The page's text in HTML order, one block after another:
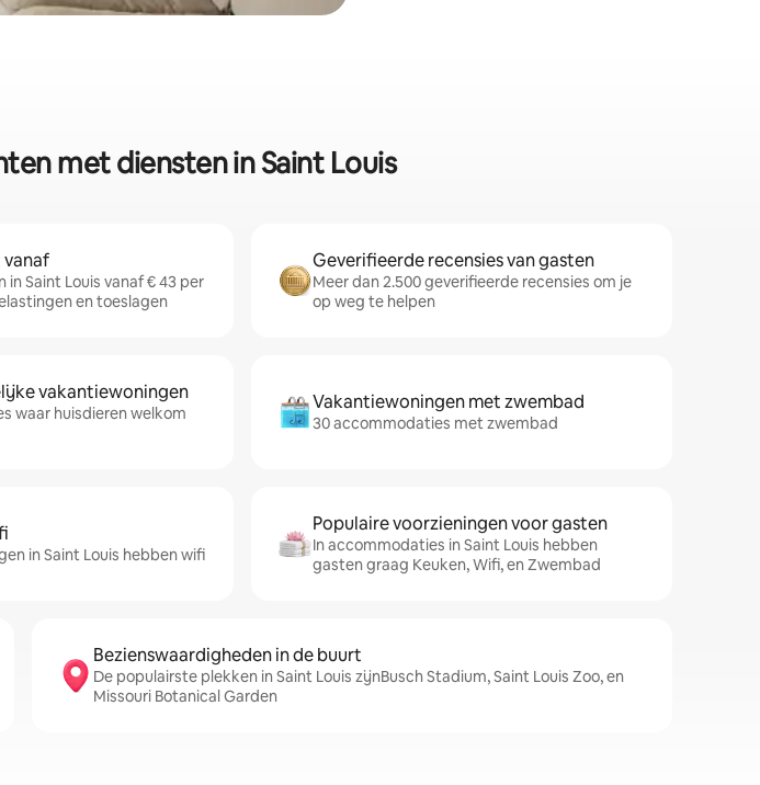
met diensten in Saint Louis
vanaf
Saint Louis vanaf € 43 per
en toeslagen
Geverifieerde recensies van gasten
Meer dan 2.500 geverifieerde recensies om je
op weg te helpen
vakantiewoningen
waar huisdieren welkom
Vakantiewoningen met zwembad
30 accommodaties met zwembad
in Saint Louis hebben wifi
Populaire voorzieningen voor gasten
In accommodaties in Saint Louis hebben
gasten graag Keuken, Wifi, en Zwembad
Bezienswaardigheden in de buurt
De populairste plekken in Saint Louis zijnBusch Stadium, Saint Louis Zoo, en
Missouri Botanical Garden